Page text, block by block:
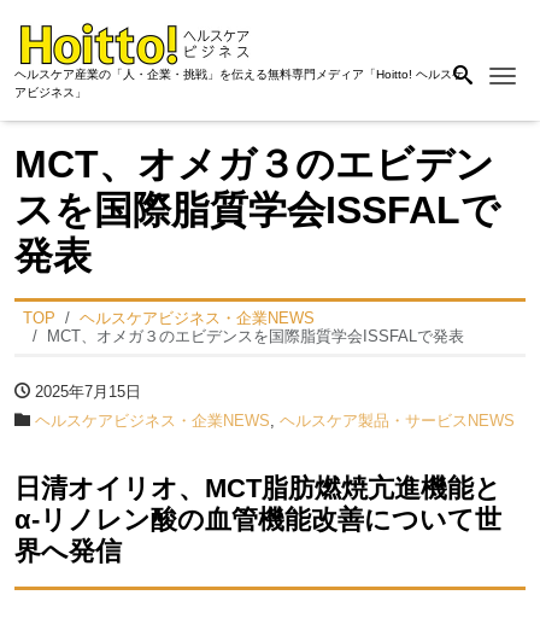
ヘルスケア産業の「人・企業・挑戦」を伝える無料専門メディア「Hoitto! ヘルスケ
アビジネス」
MCT、オメガ３のエビデン
スを国際脂質学会ISSFALで
発表
TOP
ヘルスケアビジネス・企業NEWS
MCT、オメガ３のエビデンスを国際脂質学会ISSFALで発表
2025年7月15日
ヘルスケアビジネス・企業NEWS ヘルスケア製品・サービスNEWS
日清オイリオ、MCT脂肪燃焼亢進機能と
α-リノレン酸の血管機能改善について世
界へ発信